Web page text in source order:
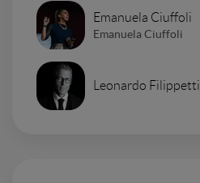
Emanuela Ciuffoli
Emanuela Ciuffoli
Leonardo Filippetti